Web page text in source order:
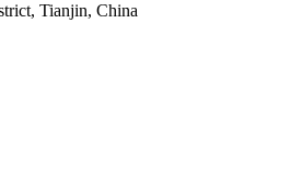
Tianjin, China